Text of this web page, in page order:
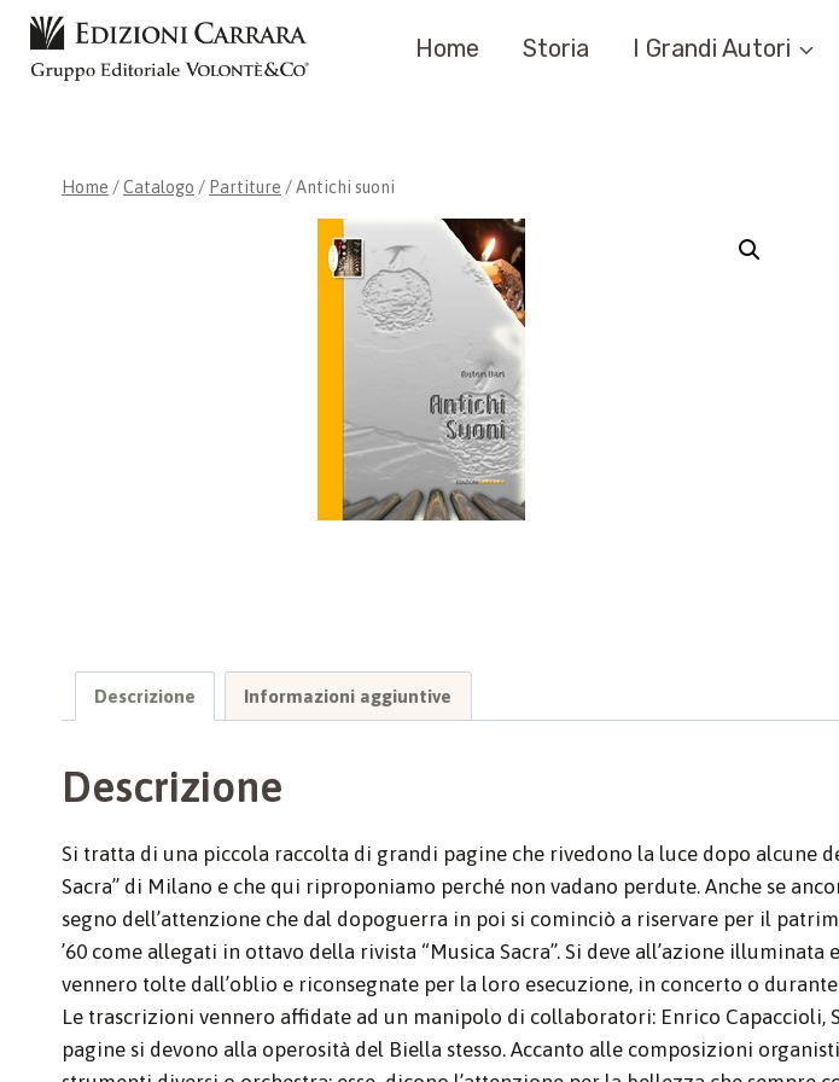
Salta
contenuto
Home Storia I Grandi Autori
Home /Catalogo / Partiture /Antichi suoni
Descrizione Informazioni aggiuntive
Descrizione
Si tratta di una piccola raccolta di grandi pagine che rivedono la luce dopo alcune
Sacra” di Milano e che qui riproponiamo perché non vadano perdute. Anche se
segno dell’attenzione che dal dopoguerra in poi si cominciò a riservare per il
’60 come allegati in ottavo della rivista “Musica Sacra”. Si deve all’azione
vennero tolte dall’oblio e riconsegnate per la loro esecuzione, in concerto o
Le trascrizioni vennero affidate ad un manipolo di collaboratori: Enrico Capaccioli,
pagine si devono alla operosità del Biella stesso. Accanto alle composizioni